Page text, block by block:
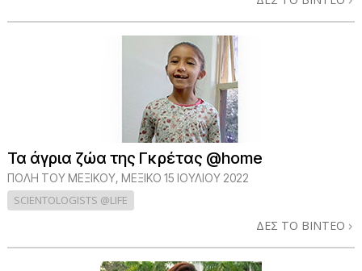
Τα άγρια ζώα της Γκρέτας @home
ΠΌΛΗ ΤΟΥ ΜΕΞΙΚΟΎ, ΜΕΞΙΚΌ 15 ΙΟΥΛΙΟΥ 2022
SCIENTOLOGISTS @LIFE
ΔΕΣ ΤΟ ΒΙΝΤΕΟ